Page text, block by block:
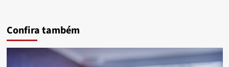
Confira também